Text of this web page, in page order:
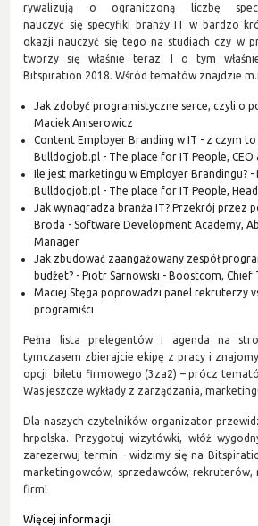
rywalizują o ograniczoną liczbę
nauczyć się specyfiki branży IT w bardzo
okazji nauczyć się tego na studiach czy w
tworzy się właśnie teraz. I o tym właśnie
Bitspiration 2018. Wśród tematów znajdzie
Jak zdobyć programistyczne serce, czyli o
Maciek Aniserowicz
Content Employer Branding w IT - z czym to
Bulldogjob.pl - The place for IT People, CEO
Ile jest marketingu w Employer Brandingu? -
Bulldogjob.pl - The place for IT People,
Jak wynagradza branża IT? Przekrój przez
Broda - Software Development Academy,
Manager
Jak zbudować zaangażowany zespół
budżet? - Piotr Sarnowski - Boostcom,
Maciej Stęga poprowadzi panel rekruterzy
programiści
Pełna lista prelegentów i agenda na
tymczasem zbierajcie ekipę z pracy i
opcji biletu firmowego (3za2) – prócz
Was jeszcze wykłady z zarządzania,
Dla naszych czytelników organizator
hrpolska. Przygotuj wizytówki, włóż
zarezerwuj termin - widzimy się na
marketingowców, sprzedawców, rekruterów,
firm!
Więcej informacji